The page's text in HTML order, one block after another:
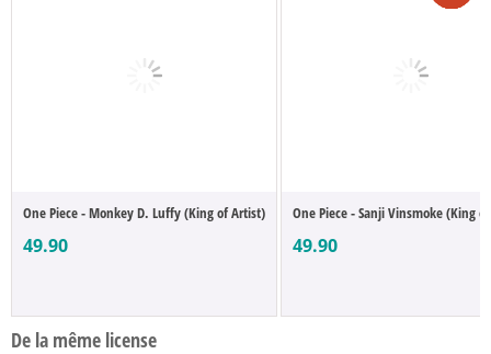
One Piece - Monkey D. Luffy (King of Artist)
49.90
One Piece - Sanji Vinsmoke (King
49.90
De la même license